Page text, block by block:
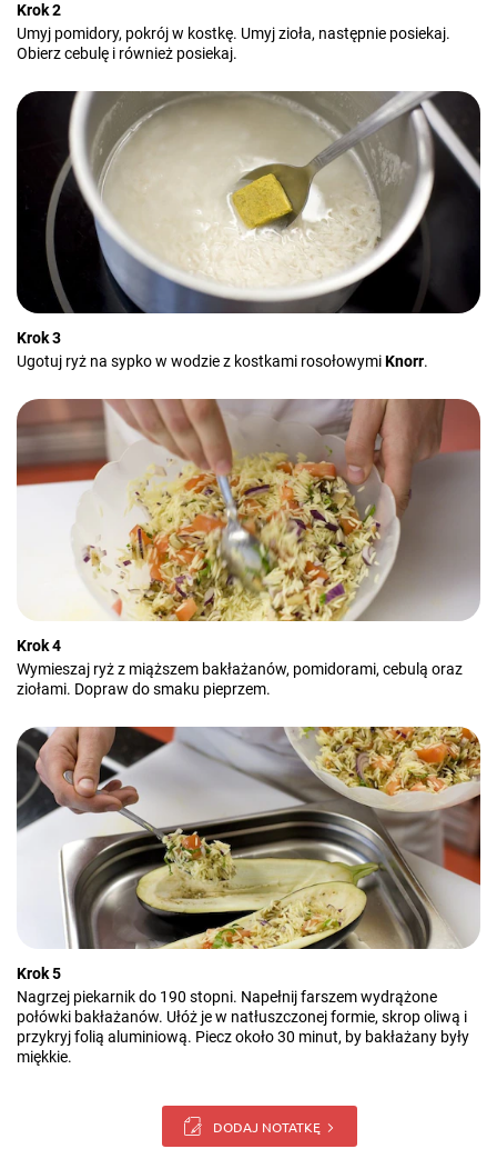
Krok 2
Umyj pomidory, pokrój w kostkę. Umyj zioła, następnie posiekaj.
Obierz cebulę i również posiekaj.
Krok 3
Ugotuj ryż na sypko w wodzie z kostkami rosołowymiKnorr.
Krok 4
Wymieszaj ryż z miąższem bakłażanów, pomidorami, cebulą oraz
ziołami. Dopraw do smaku pieprzem.
Krok 5
Nagrzej piekarnik do 190 stopni. Napełnij farszem wydrążone
połówki bakłażanów. Ułóż je w natłuszczonej formie, skrop oliwą i
przykryj folią aluminiową. Piecz około 30 minut, by bakłażany były
miękkie.
DODAJ NOTATKĘ